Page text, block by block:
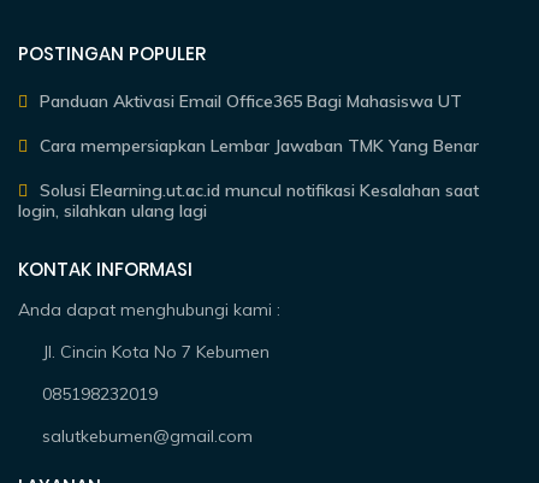
POSTINGAN POPULER
Panduan Aktivasi Email Office365 Bagi Mahasiswa UT
Cara mempersiapkan Lembar Jawaban TMK Yang Benar
Solusi Elearning.ut.ac.id muncul notifikasi Kesalahan saat
login, silahkan ulang lagi
KONTAK INFORMASI
Anda dapat menghubungi kami :
Jl. Cincin Kota No 7 Kebumen
085198232019
salutkebumen@gmail.com